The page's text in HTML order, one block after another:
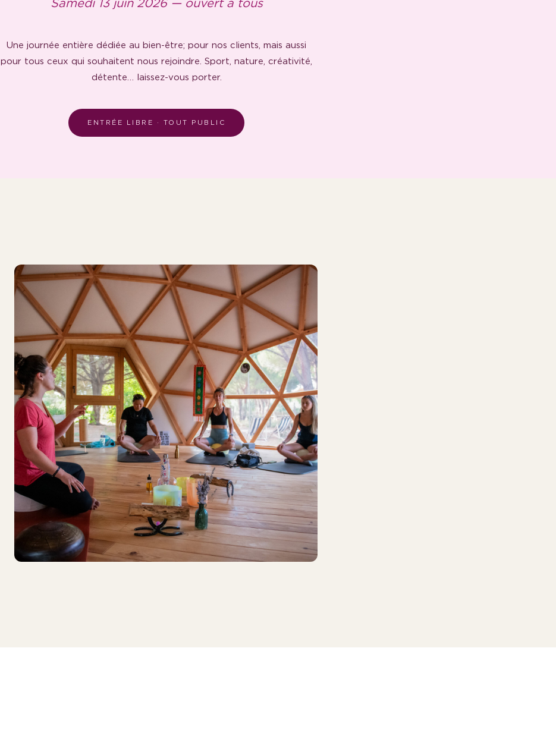
Samedi 13 juin 2026 — ouvert à tous
Une journée entière dédiée au bien-être; pour nos clients, mais aussi
pour tous ceux qui souhaitent nous rejoindre. Sport, nature, créativité,
détente… laissez-vous porter.
ENTRÉE LIBRE · TOUT PUBLIC